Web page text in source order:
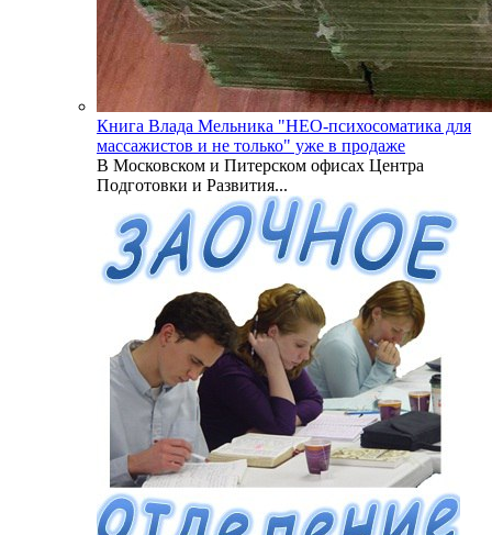
Книга Влада Мельника "НЕО-психосоматика для
массажистов и не только" уже в продаже
В Московском и Питерском офисах Центра
Подготовки и Развития...